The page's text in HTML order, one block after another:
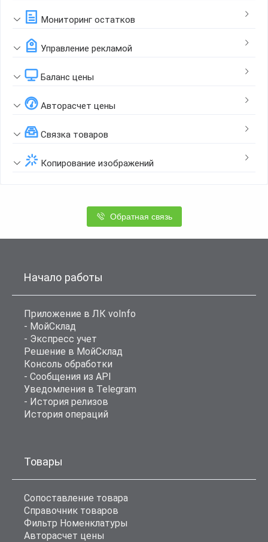
Мониторинг остатков
Управление рекламой
Баланс цены
Авторасчет цены
Связка товаров
Копирование изображений
Обратная связь
Начало работы
Приложение в ЛК voInfo
- МойСклад
- Экспресс учет
Решение в МойСклад
Консоль обработки
- Сообщения из API
Уведомления в Telegram
- История релизов
История операций
Товары
Сопоставление товара
Справочник товаров
Фильтр Номенклатуры
Авторасчет цены